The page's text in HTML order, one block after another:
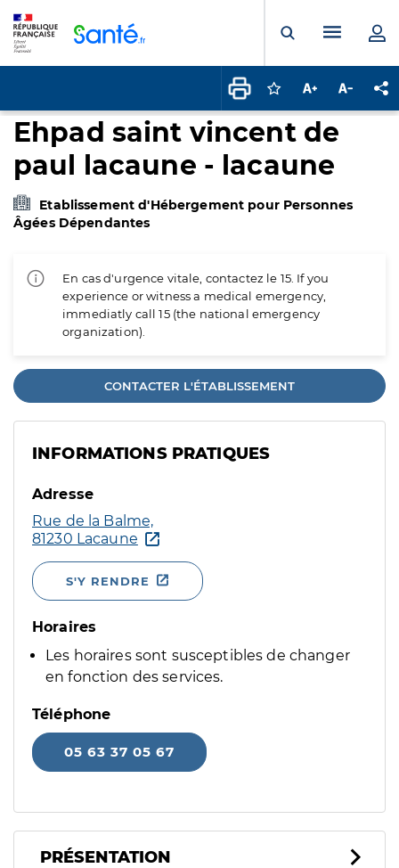
Ouvrir laMenu
Connectez-vous
Augmenter la
Ehpad saint vincent de
paul lacaune - lacaune
Etablissement d'Hébergement pour Personnes
Âgées Dépendantes
En cas d'urgence vitale, contactez le 15. If you
experience or witness a medical emergency,
immediatly call 15 (the national emergency
organization).
CONTACTER L'ÉTABLISSEMENT
INFORMATIONS PRATIQUES
Adresse
Rue de la Balme,
81230 Lacaune
S'Y RENDRE
Horaires
Les horaires sont susceptibles de changer
en fonction des services.
Téléphone
05 63 37 05 67
PRÉSENTATION